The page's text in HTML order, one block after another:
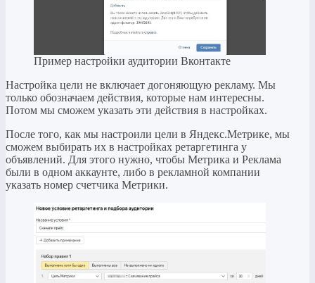
Пример настройки аудитории Вконтакте
Настройка цели не включает догоняющую рекламу. Мы
только обозначаем действия, которые нам интересны.
Потом мы сможем указать эти действия в настройках.
После того, как мы настроили цели в Яндекс.Метрике, мы
сможем выбирать их в настройках ретаргетинга у
объявлений. Для этого нужно, чтобы Метрика и Реклама
были в одном аккаунте, либо в рекламной компании
указать номер счетчика Метрики.